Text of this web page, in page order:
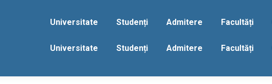
Universitate Studenți Admitere Facultăți
Universitate Studenți Admitere Facultăți